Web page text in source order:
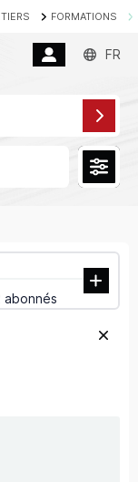
FORMATIONS
FR
abonnés